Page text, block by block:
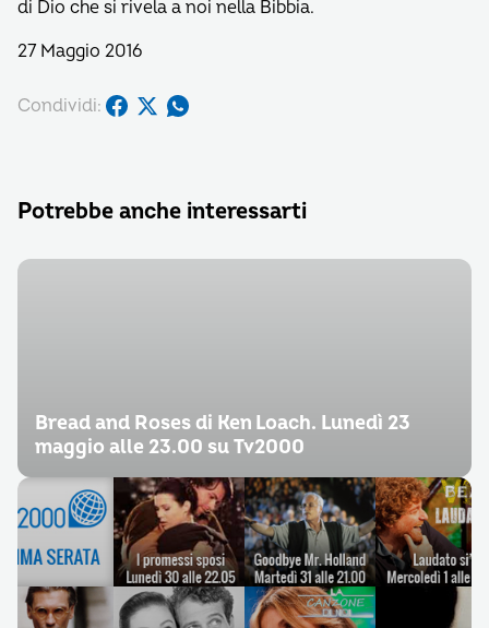
di Dio che si rivela a noi nella Bibbia.
27 Maggio 2016
Condividi:
Potrebbe anche interessarti
Bread and Roses di Ken Loach. Lunedì 23
maggio alle 23.00 su Tv2000